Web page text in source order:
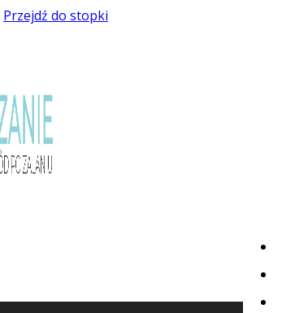
Przejdź do stopki